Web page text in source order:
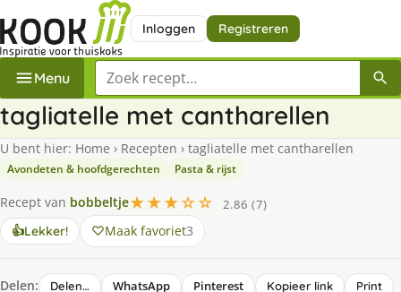
Inloggen Registreren
Menu Zoek een recept
tagliatelle met cantharellen
U bent hier: Home › Recepten › tagliatelle met cantharellen
Avondeten & hoofdgerechten Pasta & rijst
Recept van bobbeltje★★★☆☆
2.86 (7)
👍Lekker! Maak favoriet3
Delen: Delen… WhatsApp Pinterest Kopieer link Print